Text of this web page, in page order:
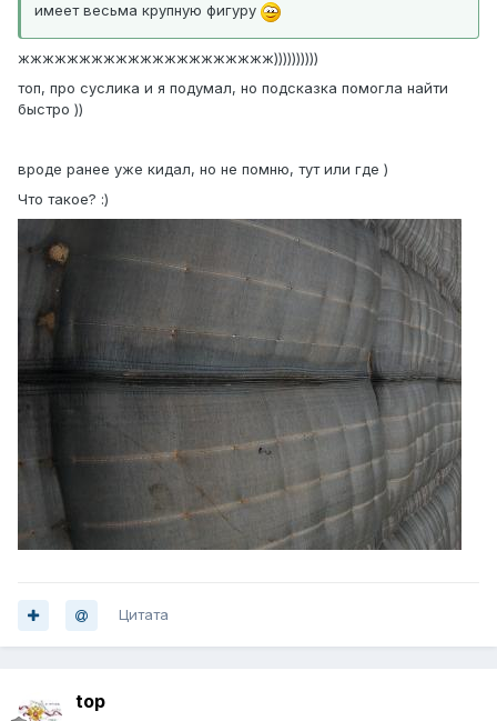
имеет весьма крупную фигуру
жжжжжжжжжжжжжжжжжжжжж))))))))))
топ, про суслика и я подумал, но подсказка помогла найти
быстро ))
вроде ранее уже кидал, но не помню, тут или где )
Что такое? :)
Цитата
top